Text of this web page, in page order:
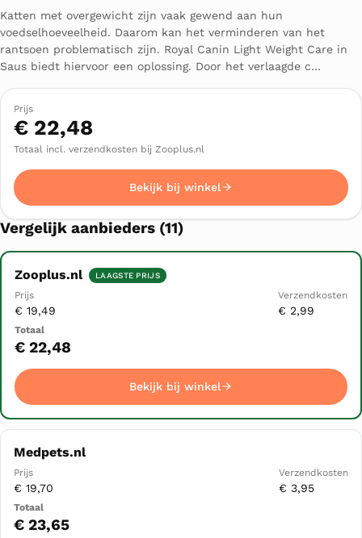
Katten met overgewicht zijn vaak gewend aan hun
voedselhoeveelheid. Daarom kan het verminderen van het
rantsoen problematisch zijn. Royal Canin Light Weight Care in
Saus biedt hiervoor een oplossing. Door het verlaagde c…
Prijs
€ 22,48
Totaal incl. verzendkosten bij Zooplus.nl
Bekijk bij winkel
Vergelijk aanbieders (11)
Winkel Prijs
Verzendkosten
Bekijk bij winkel
Zooplus.nl LAAGSTE PRIJS
€ 19,49 € 2,99
€ 22,48
Bekijk bij winkel
Medpets.nl
€ 19,70 € 3,95
€ 23,65